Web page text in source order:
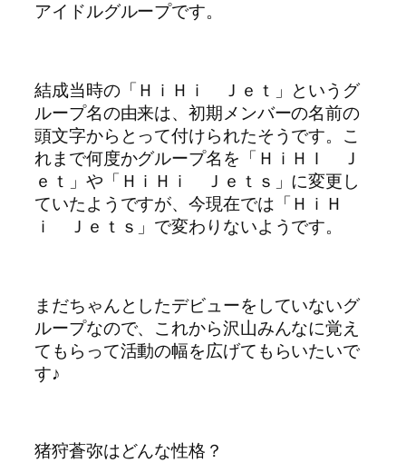
アイドルグループです。
結成当時の「ＨｉＨｉ Ｊｅｔ」というグ
ループ名の由来は、初期メンバーの名前の
頭文字からとって付けられたそうです。こ
れまで何度かグループ名を「ＨｉＨＩ Ｊ
ｅｔ」や「ＨｉＨｉ Ｊｅｔｓ」に変更し
ていたようですが、今現在では「ＨｉＨ
ｉ Ｊｅｔｓ」で変わりないようです。
まだちゃんとしたデビューをしていないグ
ループなので、これから沢山みんなに覚え
てもらって活動の幅を広げてもらいたいで
す♪
猪狩蒼弥はどんな性格？